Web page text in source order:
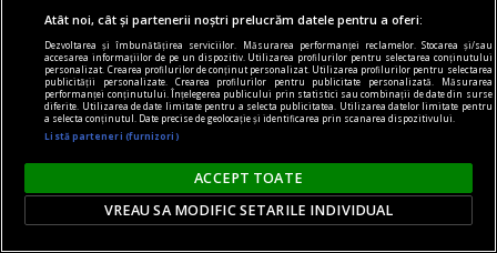
Atât noi, cât și partenerii noștri prelucrăm datele pentru a oferi:
Dezvoltarea și îmbunătățirea serviciilor. Măsurarea performanței reclamelor. Stocarea și/sau
accesarea informațiilor de pe un dispozitiv. Utilizarea profilurilor pentru selectarea conținutului
personalizat. Crearea profilurilor de conținut personalizat. Utilizarea profilurilor pentru selectarea
publicității personalizate. Crearea profilurilor pentru publicitate personalizată. Măsurarea
performanței conținutului. Înțelegerea publicului prin statistici sau combinații de date din surse
diferite. Utilizarea de date limitate pentru a selecta publicitatea. Utilizarea datelor limitate pentru
a selecta conținutul. Date precise de geolocație și identificarea prin scanarea dispozitivului.
Listă parteneri (furnizori)
ACCEPT TOATE
VREAU SA MODIFIC SETARILE INDIVIDUAL